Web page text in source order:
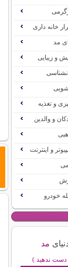
خانه داری
مد
و زیبایی
و تغذیه
و والدین
و اینترنت
خودرو
مد
دست ندهید )